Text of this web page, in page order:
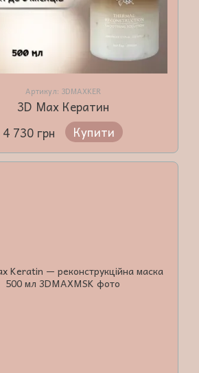
Артикул: 3DMAXKER
3D Max Кератин
4 730 грн
Купити